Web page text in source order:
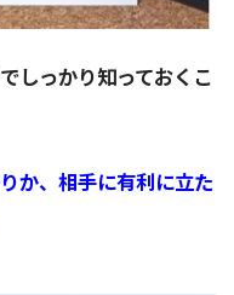
しっかり知っておくこ
か、相手に有利に立た